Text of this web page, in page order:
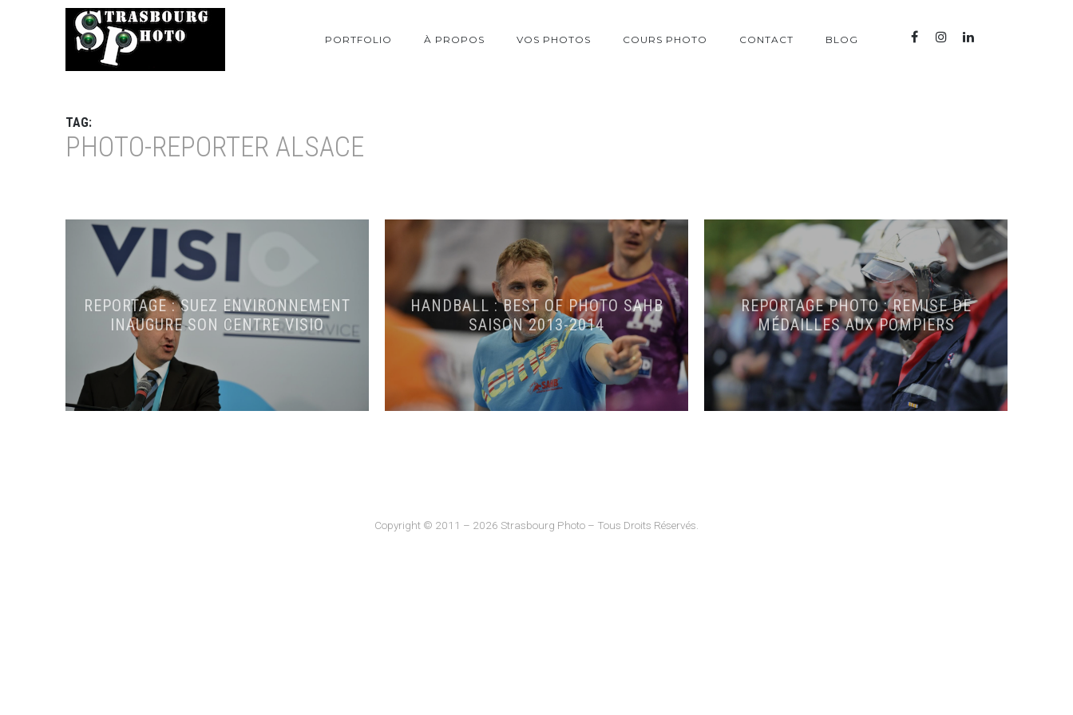
PORTFOLIO À PROPOS VOS PHOTOS COURS PHOTO CONTACT BLOG
TAG:
PHOTO-REPORTER ALSACE
REPORTAGE : SUEZ ENVIRONNEMENT
INAUGURE SON CENTRE VISIO
HANDBALL : BEST OF PHOTO SAHB
SAISON 2013-2014
REPORTAGE PHOTO : REMISE DE
MÉDAILLES AUX POMPIERS
Copyright © 2011 – 2026 Strasbourg Photo – Tous Droits Réservés.